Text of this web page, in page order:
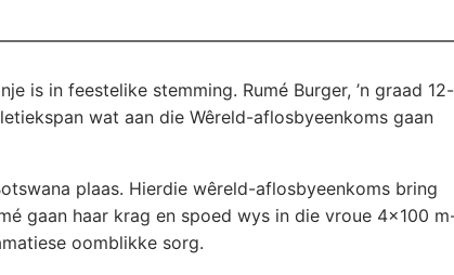
is in feestelike stemming. Rumé Burger, ’n graad 12-
wat aan die Wêreld-aflosbyeenkoms gaan
plaas. Hierdie wêreld-aflosbyeenkoms bring
gaan haar krag en spoed wys in die vroue 4×100
oomblikke sorg.